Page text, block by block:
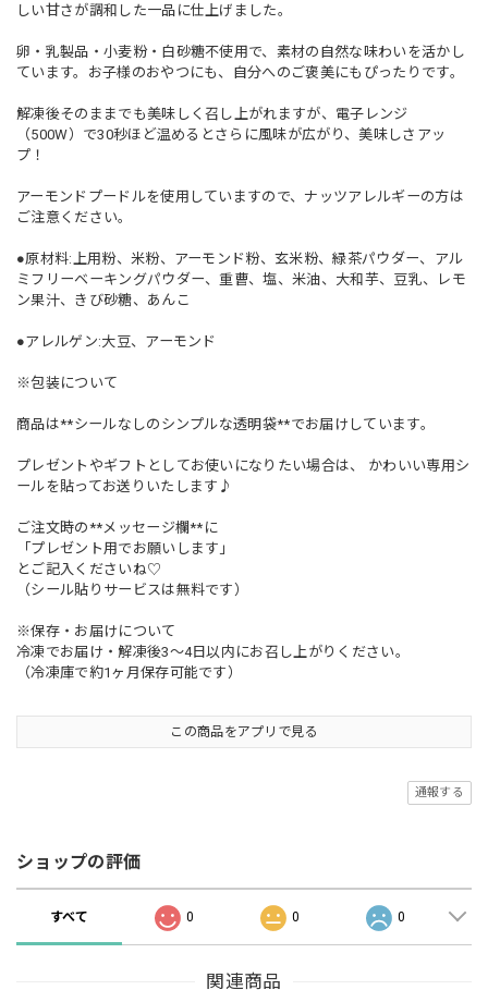
しい甘さが調和した一品に仕上げました。
卵・乳製品・小麦粉・白砂糖不使用で、素材の自然な味わいを活かし
ています。お子様のおやつにも、自分へのご褒美にもぴったりです。
解凍後そのままでも美味しく召し上がれますが、電子レンジ
（500W）で30秒ほど温めるとさらに風味が広がり、美味しさアッ
プ！
アーモンドプードルを使用していますので、ナッツアレルギーの方は
ご注意ください。
●原材料:上用粉、米粉、アーモンド粉、玄米粉、緑茶パウダー、アル
ミフリーベーキングパウダー、重曹、塩、米油、大和芋、豆乳、レモ
ン果汁、きび砂糖、あんこ
●アレルゲン:大豆、アーモンド
※包装について
商品は**シールなしのシンプルな透明袋**でお届けしています。
プレゼントやギフトとしてお使いになりたい場合は、 かわいい専用シ
ールを貼ってお送りいたします♪
ご注文時の**メッセージ欄**に
「プレゼント用でお願いします」
とご記入くださいね♡
（シール貼りサービスは無料です）
※保存・お届けについて
冷凍でお届け・解凍後3〜4日以内にお召し上がりください。
（冷凍庫で約1ヶ月保存可能です）
この商品をアプリで見る
通報する
ショップの評価
すべて 0 0 0
関連商品